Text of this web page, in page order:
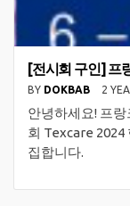
[전시회 구인] 프
BY DOKBAB 2
안녕하세요! 프
회 Texcare 2024
집합니다.